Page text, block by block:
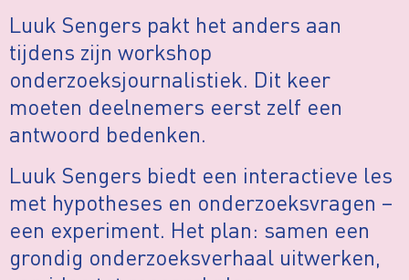
Luuk Sengers pakt het anders aan
tijdens zijn workshop
onderzoeksjournalistiek. Dit keer
moeten deelnemers eerst zelf een
antwoord bedenken.
Luuk Sengers biedt een interactieve les
met hypotheses en onderzoeksvragen –
een experiment. Het plan: samen een
grondig onderzoeksverhaal uitwerken,